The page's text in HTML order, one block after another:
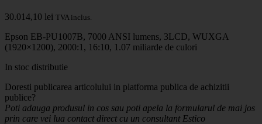
30.014,10 lei TVA inclus.
Epson EB-PU1007B, 7000 ANSI lumens, 3LCD, WUXGA
(1920×1200), 2000:1, 16:10, 1.07 miliarde de culori
In stoc distributie
Doresti publicarea articolului in platforma publica de achizitii
publice?
Poti adauga produsul in cos sau poti apela la formularul de mai jos
prin care vei lua contact direct cu un consultant Estico